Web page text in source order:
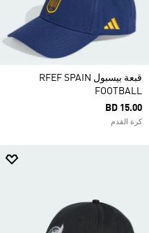
قبعة بيسبول RFEF SPAIN
FOOTBALL
BD 15.00
كرة القدم